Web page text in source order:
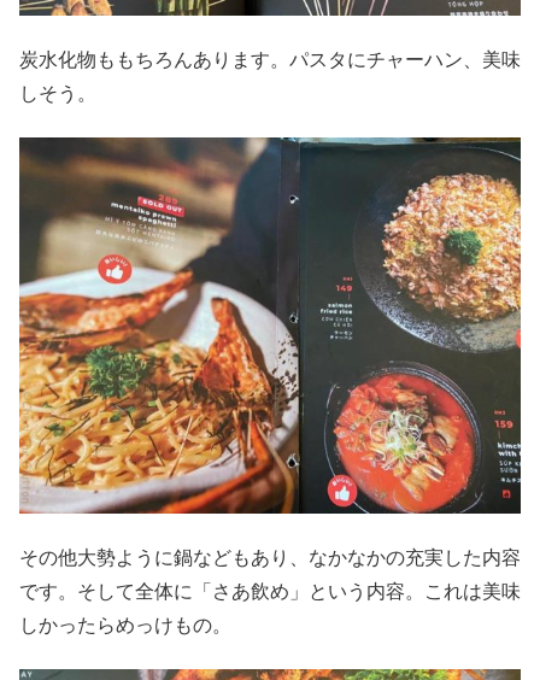
炭水化物ももちろんあります。パスタにチャーハン、美味
しそう。
その他大勢ように鍋などもあり、なかなかの充実した内容
です。そして全体に「さあ飲め」という内容。これは美味
しかったらめっけもの。